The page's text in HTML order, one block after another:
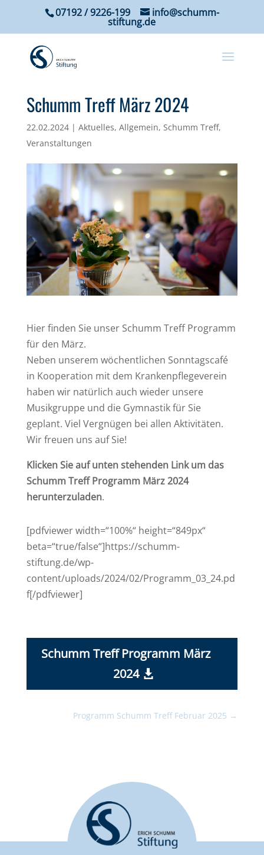
07192 / 9226-199 info@schumm-
stiftung.de
Schumm Treff März 2024
22.02.2024| Aktuelles, Allgemein, Schumm Treff,
Veranstaltungen
Hier finden Sie unser Schumm Treff Programm
für den März.
Neben unserem wöchentlichen Sonntagscafé
in Kooperation mit dem Krankenpflegeverein
haben wir natürlich auch wieder unsere
Musikgruppe und die Gymnastik für Sie
geplant. Viel Vergnügen bei allen Aktivitäten.
Wir freuen uns auf Sie!
Klicken Sie auf unten stehenden Link um das
Schumm Treff Programm März 2024
herunterzuladen.
[pdfviewer width=“100%“ height=“849px“
beta=“true/false“]https://schumm-
stiftung.de/wp-
content/uploads/2024/02/Programm_03_24.pd
f[/pdfviewer]
Schumm Treff Programm März
2024
Programm Schumm Treff Februar 2025 →